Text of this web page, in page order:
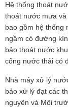
Hệ thống thoát
thoát nước mưa
bao gồm hệ thống
ngầm có đường
bảo thoát nước
cống nước thải có
Nhà máy xử lý
bảo xử lý đạt các
nguyên và Môi